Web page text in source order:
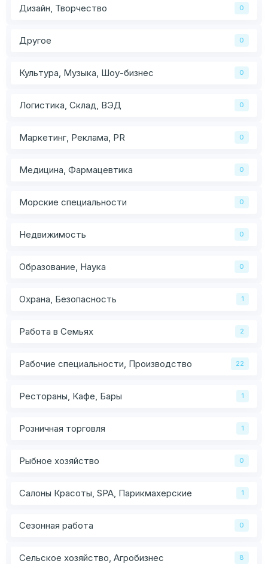
Дизайн, Творчество 0
Другое 0
Культура, Музыка, Шоу-бизнес 0
Логистика, Склад, ВЭД 0
Маркетинг, Реклама, PR 0
Медицина, Фармацевтика 0
Морские специальности 0
Недвижимость 0
Образование, Наука 0
Охрана, Безопасность 1
Работа в Семьях 2
Рабочие специальности, Производство 22
Рестораны, Кафе, Бары 1
Розничная торговля 1
Рыбное хозяйство 0
Салоны Красоты, SPA, Парикмахерские 1
Сезонная работа 0
Сельское хозяйство, Агробизнес 8